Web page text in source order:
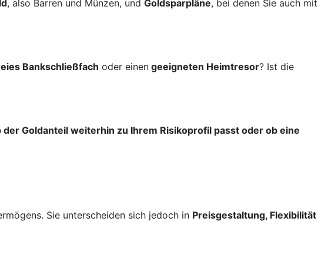
, also Barren und Münzen, und Goldsparpläne, bei denen Sie auch mit
Bankschließfach oder einen geeigneten Heimtresor? Ist die
der Goldanteil weiterhin zu Ihrem Risikoprofil passt oder ob eine
Sie unterscheiden sich jedoch in Preisgestaltung, Flexibilität